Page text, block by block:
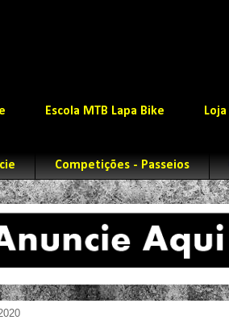
Escola MTB Lapa Bike Loja
Competições - Passeios